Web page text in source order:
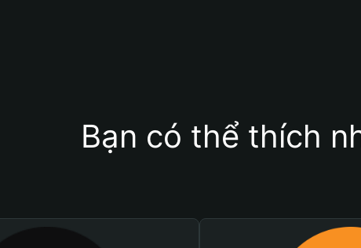
Bạn có thể thích